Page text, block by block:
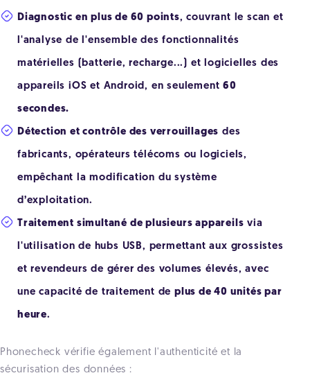
Diagnostic en plus de 60 points, couvrant le scan et
l'analyse de l'ensemble des fonctionnalités
matérielles (batterie, recharge...) et logicielles des
appareils iOS et Android, en seulement60
secondes.
Détection et contrôle des verrouillages des
fabricants, opérateurs télécoms ou logiciels,
empêchant la modification du système
d’exploitation.
Traitement simultané de plusieurs appareils via
l'utilisation de hubs USB, permettant aux grossistes
et revendeurs de gérer des volumes élevés, avec
une capacité de traitement deplus de 40 unités par
heure.
Phonecheck vérifie également l'authenticité et la
sécurisation des données :